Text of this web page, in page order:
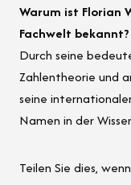
Warum ist Florian
Fachwelt bekannt?
Durch seine
Zahlentheorie und
seine
Namen in der
Teilen Sie dies,